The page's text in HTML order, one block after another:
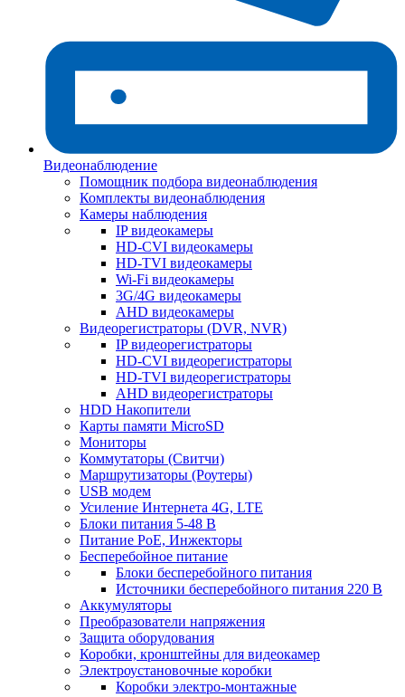
Видеонаблюдение
Помощник подбора видеонаблюдения
Комплекты видеонаблюдения
Камеры наблюдения
IP видеокамеры
HD-CVI видеокамеры
HD-TVI видеокамеры
Wi-Fi видеокамеры
3G/4G видеокамеры
AHD видеокамеры
Видеорегистраторы (DVR, NVR)
IP видеорегистраторы
HD-CVI видеорегистраторы
HD-TVI видеорегистраторы
AHD видеорегистраторы
HDD Накопители
Карты памяти MicroSD
Мониторы
Коммутаторы (Свитчи)
Маршрутизаторы (Роутеры)
USB модем
Усиление Интернета 4G, LTE
Блоки питания 5-48 В
Питание PoE, Инжекторы
Бесперебойное питание
Блоки бесперебойного питания
Источники бесперебойного питания 220 В
Аккумуляторы
Преобразователи напряжения
Защита оборудования
Коробки, кронштейны для видеокамер
Электроустановочные коробки
Коробки электро-монтажные